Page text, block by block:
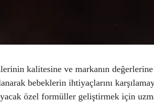
kalitesine ve markanın
bebeklerin ihtiyaçlarını
özel formüller geliştirmek için